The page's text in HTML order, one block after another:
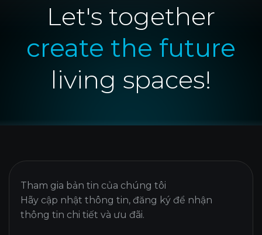
Let's together
create the future
living spaces!
Tham gia bản tin của chúng tôi
Hãy cập nhật thông tin, đăng ký để nhận
thông tin chi tiết và ưu đãi.